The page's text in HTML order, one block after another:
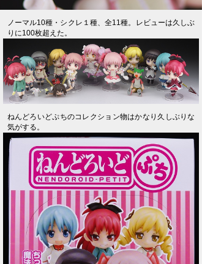
ノーマル10種・シクレ１種、全11種。レビューは久しぶ
りに100枚超えた。
ねんどろいどぷちのコレクション物はかなり久しぶりな
気がする。